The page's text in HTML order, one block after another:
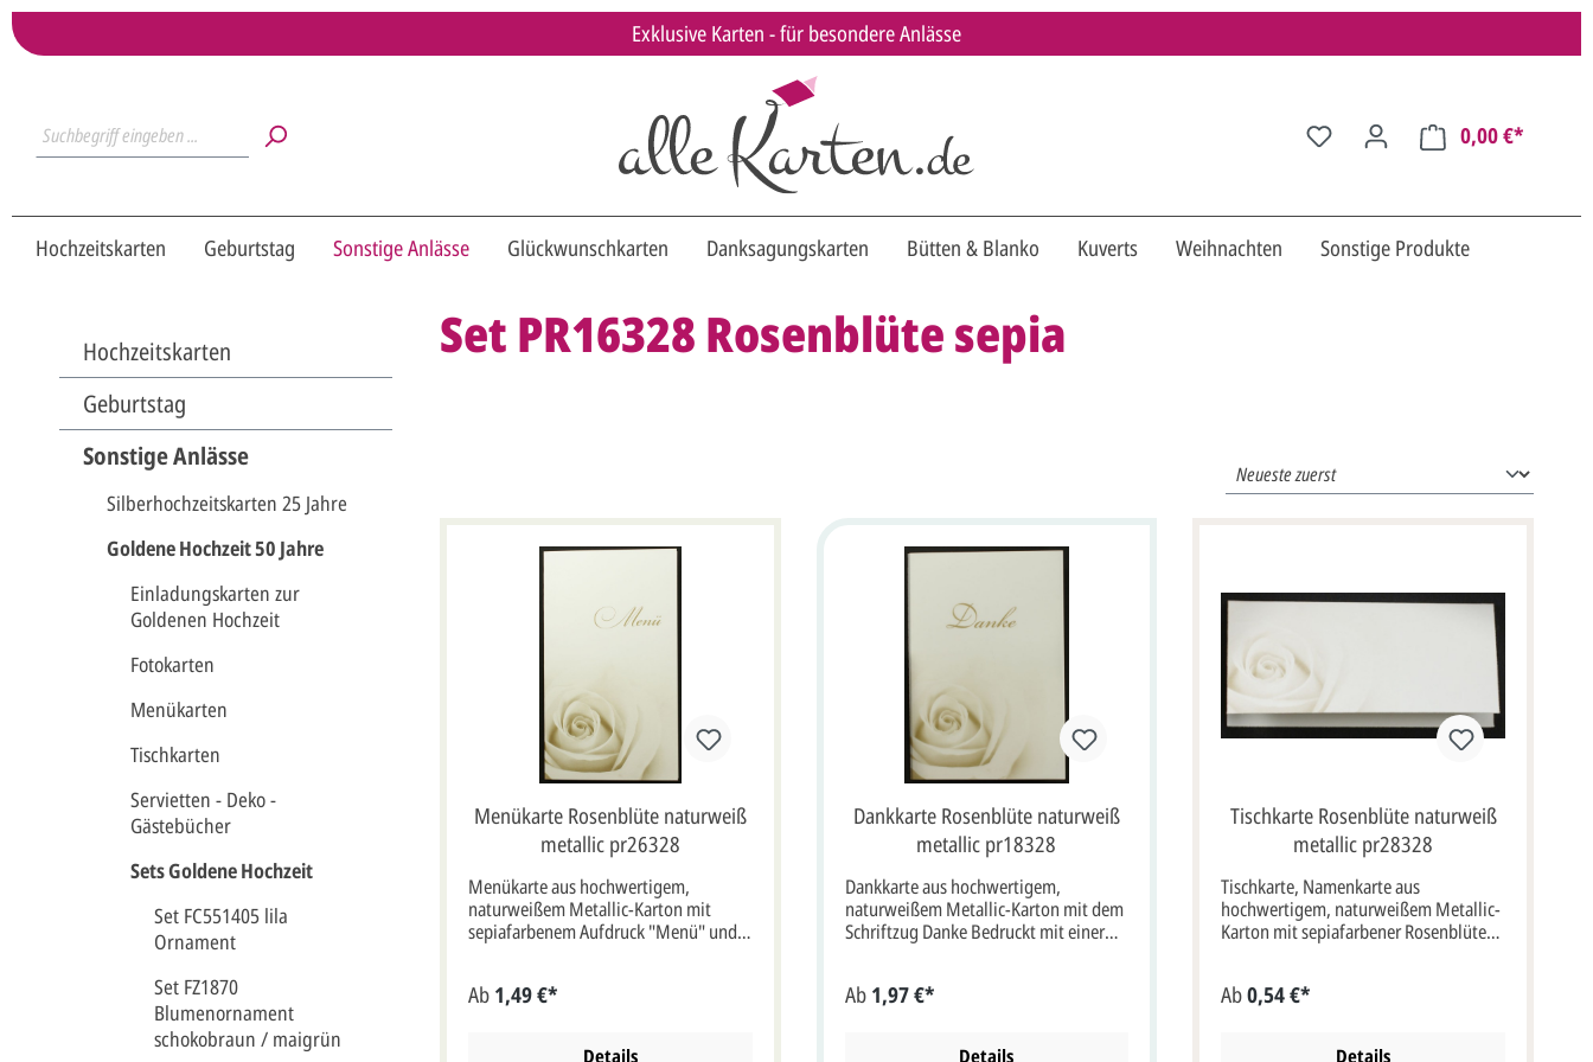
Exklusive Karten - für besondere Anlässe
0,00 €*
Hochzeitskarten Geburtstag Sonstige Anlässe Glückwunschkarten Danksagungskarten Bütten & Blanko Kuverts Weihnachten Sonstige Produkte
Hochzeitskarten
Geburtstag
Sonstige Anlässe
Silberhochzeitskarten 25 Jahre
Goldene Hochzeit 50 Jahre
Einladungskarten zur
Goldenen Hochzeit
Fotokarten
Menükarten
Tischkarten
Servietten - Deko -
Gästebücher
Sets Goldene Hochzeit
Set FC551405 lila
Ornament
Set FZ1870
Blumenornament
schokobraun / maigrün
Set PR16328 Rosenblüte sepia
Menükarte Rosenblüte naturweiß
metallic pr26328
Menükarte aus hochwertigem,
naturweißem Metallic-Karton mit
sepiafarbenem Aufdruck "Menü" und
aufgeklappt). Unsere Empfehlung als
dieser Karte ist sepia, grau oder
Ab 1,49 €*
Details
Dankkarte Rosenblüte naturweiß
metallic pr18328
Dankkarte aus hochwertigem,
naturweißem Metallic-Karton mit dem
Schriftzug Danke Bedruckt mit einer
ein eigenes Foto im Format bis max.
Format: 11,5x17 cm bxh (23x17 cm
Ab 1,97 €*
Details
Tischkarte Rosenblüte naturweiß
metallic pr28328
Tischkarte, Namenkarte aus
hochwertigem, naturweißem Metallic-
Karton mit sepiafarbener Rosenblüte. 6
Klappkarte im Format: 8,5x4 cm bxh
Empfehlung als Druckfarbe für den
Ab0,54 €*
Details